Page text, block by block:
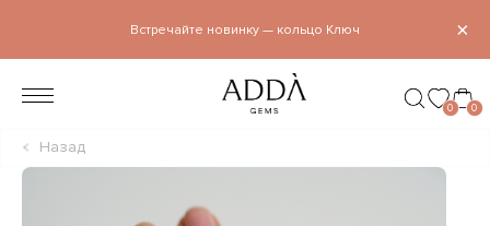
×
Встречайте новинку — кольцо Ключ
0 0
Назад